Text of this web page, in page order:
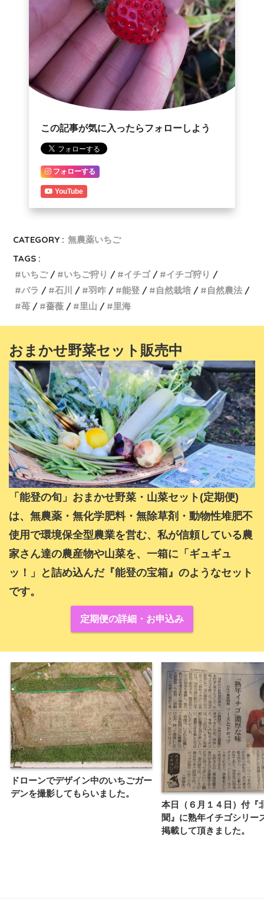
この記事が気に入ったらフォローしよう
フォローする
YouTube
CATEGORY : 無農薬いちご
TAGS :
いちご
いちご狩り イチゴ
イチゴ狩り
バラ
石川 羽咋 能登 自然栽培
自然農法
苺
薔薇 里山 里海
おまかせ野菜セット販売中
「能登の旬」おまかせ野菜・山菜セット(定期便)
は、無農薬・無化学肥料・無除草剤・動物性堆肥不
使用で環境保全型農業を営む、私が信頼している農
家さん達の農産物や山菜を、一箱に「ギュギュ
ッ！」と詰め込んだ『能登の宝箱』のようなセット
です。
定期便の詳細・お申込み
ドローンでデザイン中のいちごガー
デンを撮影してもらいました。
本日（６月１４日）付『
聞』に熟年イチゴシリー
掲載して頂きました。